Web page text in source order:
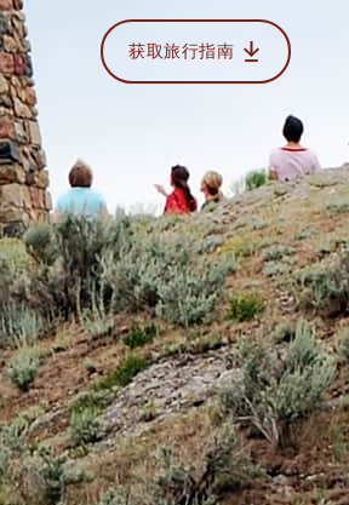
获取旅行指南